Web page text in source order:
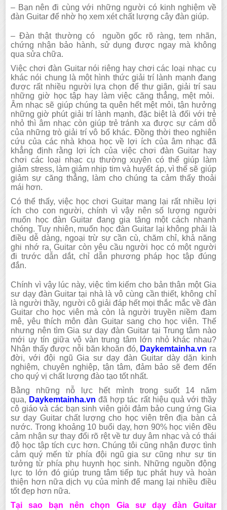
– Bạn nên đi cùng với những người có kinh nghiệm về
đàn Guitar để nhờ họ xem xét chất lượng cây đàn giúp.
– Đàn thật thường có nguồn gốc rõ ràng, tem nhãn,
chứng nhận bảo hành, sử dụng được ngay mà không
qua sửa chữa.
Việc chơi đàn Guitar nói riêng hay chơi các loại nhạc cụ
khác nói chung là một hình thức giải trí lành mạnh đang
được rất nhiều người lựa chọn để thư giãn, giải trí sau
những giờ học tập hay làm việc căng thẳng, mệt mỏi.
Âm nhạc sẽ giúp chúng ta quên hết mệt mỏi, tận hưởng
những giờ phút giải trí lành mạnh, đặc biệt là đối với trẻ
nhỏ thì âm nhạc còn giúp trẻ tránh xa được sự cám dỗ
của những trò giải trí vô bổ khác. Đồng thời theo nghiên
cứu của các nhà khoa học về lợi ích của âm nhạc đã
khẳng định rằng lợi ích của việc chơi đàn Guitar hay
chơi các loại nhạc cụ thường xuyên có thể giúp làm
giảm stress, làm giảm nhịp tim và huyết áp, vì thế sẽ giúp
giảm sự căng thẳng, làm cho chúng ta cảm thấy thoải
mái hơn.
Có thể thấy, việc học chơi Guitar mang lại rất nhiều lợi
ích cho con người, chính vì vậy nên số lượng người
muốn học đàn Guitar đang gia tăng một cách nhanh
chóng. Tuy nhiên, muốn học đàn Guitar lại không phải là
điều dễ dàng, ngoại trừ sự cần cù, chăm chỉ, khả năng
ghi nhớ ra, Guitar còn yêu cầu người học có một người
đi trước dẫn dắt, chỉ dẫn phương pháp học tập đúng
đắn.
Chính vì vậy lúc này, việc tìm kiếm cho bản thân một Gia
sư dạy đàn Guitar tại nhà là vô cùng cần thiết, không chỉ
là người thầy, người cô giải đáp hết mọi thắc mắc về đàn
Guitar cho học viên mà còn là người truyền niềm đam
mê, yêu thích môn đàn Guitar sang cho học viên. Thế
nhưng nên tìm Gia sư dạy đàn Guitar tại Trung tâm nào
mới uy tín giữa vô vàn trung tâm lớn nhỏ khác nhau?
Nhận thấy được nỗi băn khoăn đó, Daykemtainha.vn ra
đời, với đội ngũ Gia sư dạy đàn Guitar dày dặn kinh
nghiệm, chuyên nghiệp, tận tâm, đảm bảo sẽ đem đến
cho quý vị chất lượng đào tạo tốt nhất.
Bằng những nỗ lực hết mình trong suốt 14 năm
qua, Daykemtainha.vn đã hợp tác rất hiệu quả với thầy
cô giáo và các bạn sinh viên giỏi đảm bảo cung ứng Gia
sư dạy Guitar chất lượng cho học viên trên địa bàn cả
nước. Trong khoảng 10 buổi dạy, hơn 90% học viên đều
cảm nhận sự thay đổi rõ rệt về tư duy âm nhạc và có thái
độ học tập tích cực hơn. Chúng tôi cũng nhận được tình
cảm quý mến từ phía đội ngũ gia sư cũng như sự tin
tưởng từ phía phụ huynh học sinh. Những nguồn động
lực to lớn đó giúp trung tâm tiếp tục phát huy và hoàn
thiện hơn nữa dịch vụ của mình để mang lại nhiều điều
tốt đẹp hơn nữa.
Tại sao bạn nên chọn Gia sư dạy đàn Guitar